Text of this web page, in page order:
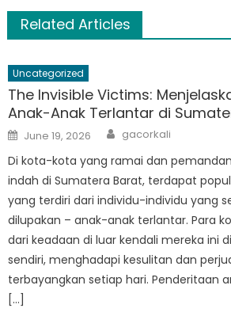
Related Articles
Uncategorized
The Invisible Victims:
Anak-Anak Terlantar di
Posted
on
June 19, 2026 Author
gacorkali
Di kota-kota yang ramai dan
indah di Sumatera Barat, terdapat
yang terdiri dari individu-individu yang
dilupakan – anak-anak terlantar. Para
dari keadaan di luar kendali mereka ini
sendiri, menghadapi kesulitan dan
terbayangkan setiap hari. Penderitaan
[…]